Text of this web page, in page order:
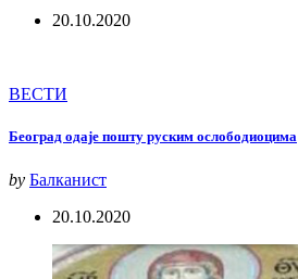
20.10.2020
ВЕСТИ
Београд одаје пошту руским ослободиоцима
by Балканист
20.10.2020